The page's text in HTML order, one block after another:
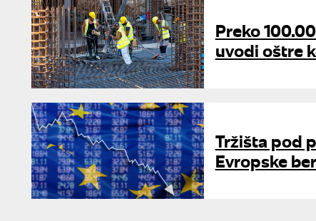
Preko
uvodi oštre
Tržišta pod
Evropske